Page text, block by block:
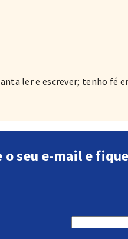
ler e escrever; tenho fé
o seu e-mail e